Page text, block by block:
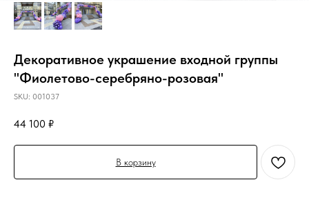
Декоративное украшение входной группы
"Фиолетово-серебряно-розовая"
SKU: 001037
44 100 ₽
В корзину